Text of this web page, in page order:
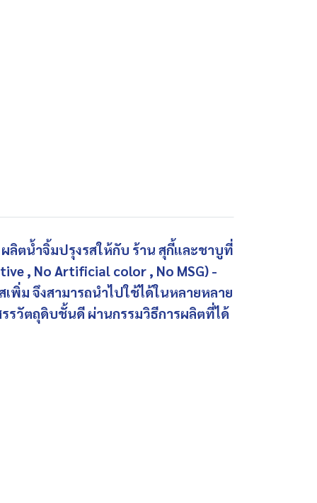
ลิตน้ำจิ้มปรุงรสให้กับ ร้าน สุกี้และชาบูที่
, No Artificial color , No MSG) -
พิ่ม จึงสามารถนำไปใช้ได้ในหลายหลาย
รวัตถุดิบชั้นดี ผ่านกรรมวิธีการผลิตที่ได้